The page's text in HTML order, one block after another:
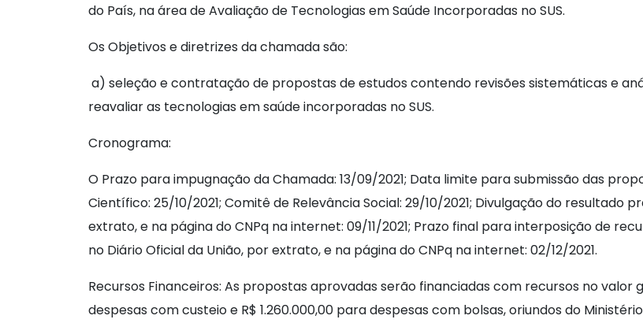
do País, na área de Avaliação de Tecnologias em Saúde Incorporadas no SUS.
Os Objetivos e diretrizes da chamada são:
a) seleção e contratação de propostas de estudos contendo revisões sistemáticas e
reavaliar as tecnologias em saúde incorporadas no SUS.
Cronograma:
O Prazo para impugnação da Chamada: 13/09/2021; Data limite para submissão das
Científico: 25/10/2021; Comitê de Relevância Social: 29/10/2021; Divulgação do resultado
extrato, e na página do CNPq na internet: 09/11/2021; Prazo final para interposição de
no Diário Oficial da União, por extrato, e na página do CNPq na internet: 02/12/2021.
Recursos Financeiros: As propostas aprovadas serão financiadas com recursos no valor
despesas com custeio e R$ 1.260.000,00 para despesas com bolsas, oriundos do